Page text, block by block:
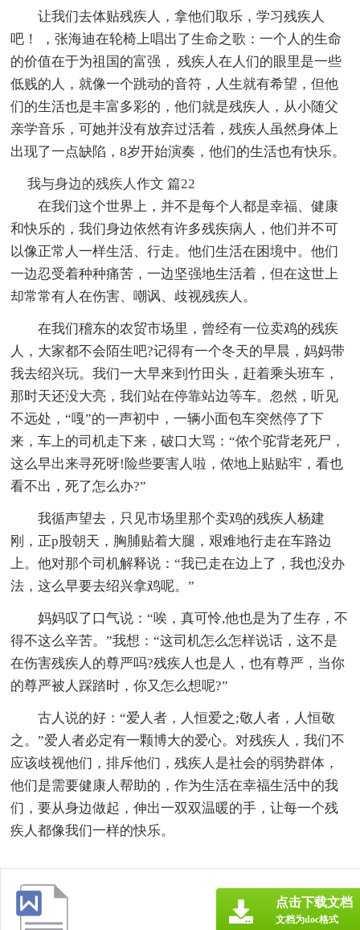
让我们去体贴残疾人，拿他们取乐，学习残疾人
吧！ ，张海迪在轮椅上唱出了生命之歌：一个人的生命
的价值在于为祖国的富强， 残疾人在人们的眼里是一些
低贱的人，就像一个跳动的音符，人生就有希望，但他
们的生活也是丰富多彩的，他们就是残疾人，从小随父
亲学音乐，可她并没有放弃过活着，残疾人虽然身体上
出现了一点缺陷，8岁开始演奏，他们的生活也有快乐。
我与身边的残疾人作文 篇22
在我们这个世界上，并不是每个人都是幸福、健康
和快乐的，我们身边依然有许多残疾病人，他们并不可
以像正常人一样生活、行走。他们生活在困境中。他们
一边忍受着种种痛苦，一边坚强地生活着，但在这世上
却常常有人在伤害、嘲讽、歧视残疾人。
在我们稽东的农贸市场里，曾经有一位卖鸡的残疾
人，大家都不会陌生吧?记得有一个冬天的早晨，妈妈带
我去绍兴玩。我们一大早来到竹田头，赶着乘头班车，
那时天还没大亮，我们站在停靠站边等车。忽然，听见
不远处，“嘎”的一声初中，一辆小面包车突然停了下
来，车上的司机走下来，破口大骂：“侬个驼背老死尸，
这么早出来寻死呀!险些要害人啦，侬地上贴贴牢，看也
看不出，死了怎么办?”
我循声望去，只见市场里那个卖鸡的残疾人杨建
刚，正p股朝天，胸脯贴着大腿，艰难地行走在车路边
上。他对那个司机解释说：“我已走在边上了，我也没办
法，这么早要去绍兴拿鸡呢。”
妈妈叹了口气说：“唉，真可怜,他也是为了生存，不
得不这么辛苦。”我想：“这司机怎么怎样说话，这不是
在伤害残疾人的尊严吗?残疾人也是人，也有尊严，当你
的尊严被人踩踏时，你又怎么想呢?”
古人说的好：“爱人者，人恒爱之;敬人者，人恒敬
之。”爱人者必定有一颗博大的爱心。对残疾人，我们不
应该歧视他们，排斥他们，残疾人是社会的弱势群体，
他们是需要健康人帮助的，作为生活在幸福生活中的我
们，要从身边做起，伸出一双双温暖的手，让每一个残
疾人都像我们一样的快乐。
点击下载文档
文档为doc格式